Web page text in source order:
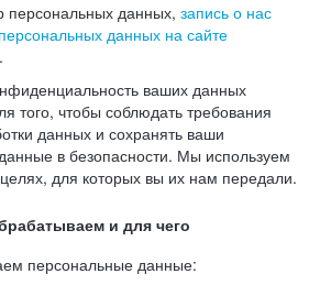
данных, запись о нас
данных на сайте
.
ваших данных
того, чтобы соблюдать требования
данных и сохранять ваши
в безопасности. Мы используем
целях, для которых вы их нам передали.
и для чего
персональные данные: